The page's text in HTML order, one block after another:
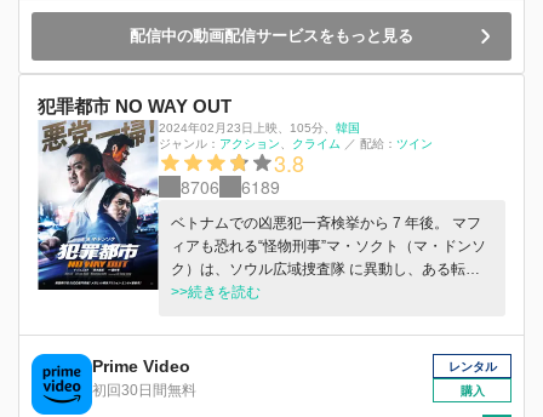
たちを追い詰める。しかし、今回の事件の背後に
は国家を揺るがす巨大な陰謀が見え隠れし、謎の
組織が暗躍していた。彼らを待ち受ける最大の
配信中の動画配信サービスをもっと見る
犯罪都市 NO WAY OUT
2024年02月23日上映 105分
韓国
ジャンル： アクション クライム ／ 配給： ツイン
3.8
8706 6189
ベトナムでの凶悪犯一斉検挙から 7 年後。 マフ
ィアも恐れる“怪物刑事”マ・ソクト（マ・ドンソ
ク）は、ソウル広域捜査隊 に異動し、ある転落
死事件を捜査していた。 捜査を進めるうち、事
わっているという情報を掴む。一方、麻薬を盗ん
だ組織員たちを処理するため、極悪非道な“ヤク
ザの解決屋”リキ（青木崇高）が、一条親分（國
村隼）の指示のもと密かにソウルへ送りこまれて
>>続きを読む
Prime Video
初回30日間無料
レンタル
購入